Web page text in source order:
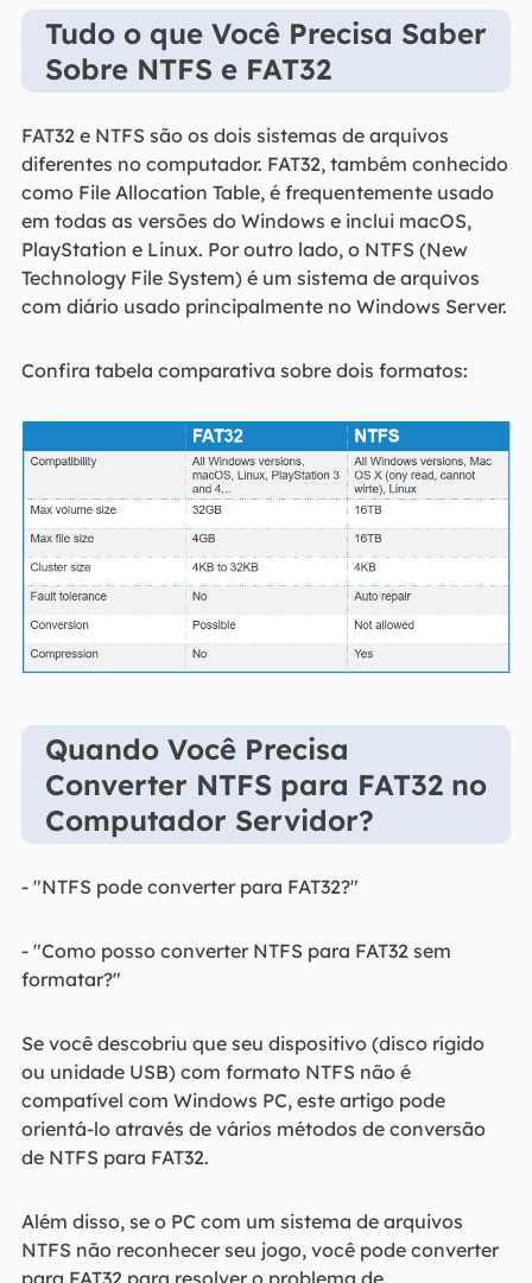
Tudo o que Você Precisa Saber
Sobre NTFS e FAT32
FAT32 e NTFS são os dois sistemas de arquivos
diferentes no computador. FAT32, também conhecido
como File Allocation Table, é frequentemente usado
em todas as versões do Windows e inclui macOS,
PlayStation e Linux. Por outro lado, o NTFS (New
Technology File System) é um sistema de arquivos
com diário usado principalmente no Windows Server.
Confira tabela comparativa sobre dois formatos:
Quando Você Precisa
Converter NTFS para FAT32 no
Computador Servidor?
- "NTFS pode converter para FAT32?"
- "Como posso converter NTFS para FAT32 sem
formatar?"
Se você descobriu que seu dispositivo (disco rígido
ou unidade USB) com formato NTFS não é
compatível com Windows PC, este artigo pode
orientá-lo através de vários métodos de conversão
de NTFS para FAT32.
Além disso, se o PC com um sistema de arquivos
NTFS não reconhecer seu jogo, você pode converter
para FAT32 para resolver o problema de